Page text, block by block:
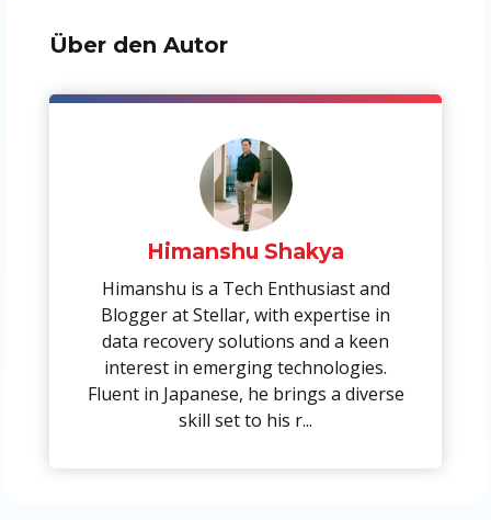
Über den Autor
Himanshu Shakya
Himanshu is a Tech Enthusiast and
Blogger at Stellar, with expertise in
data recovery solutions and a keen
interest in emerging technologies.
Fluent in Japanese, he brings a diverse
skill set to his r...